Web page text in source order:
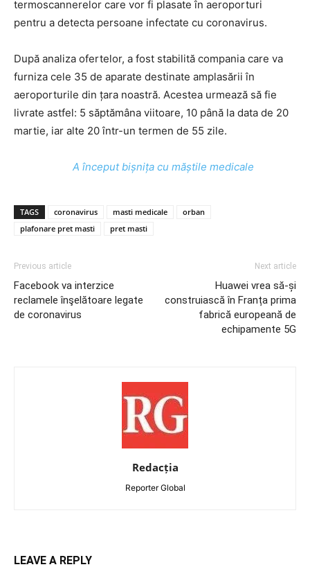
termoscannerelor care vor fi plasate în aeroporturi
pentru a detecta persoane infectate cu coronavirus.
După analiza ofertelor, a fost stabilită compania care va
furniza cele 35 de aparate destinate amplasării în
aeroporturile din țara noastră. Acestea urmează să fie
livrate astfel: 5 săptămâna viitoare, 10 până la data de 20
martie, iar alte 20 într-un termen de 55 zile.
A început bișnița cu măștile medicale
TAGS coronavirus masti medicale
orban
plafonare pret masti
pret masti
Previous article
Facebook va interzice
reclamele înşelătoare legate
de coronavirus
Next article
Huawei vrea să-și
construiască în Franța prima
fabrică europeană de
echipamente 5G
Redacția
Reporter Global
LEAVE A REPLY